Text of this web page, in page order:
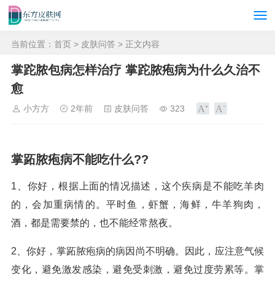
当前位置： 首页 > 皮肤问答 > 正文内容
掌跎脓包病怎样治疗 掌跎脓疱病为什么久治不
愈
小方方 2年前 皮肤问答 323
掌跖脓疱病不能吃什么??
1、你好，根据上面的情况描述，这个疾病是不能吃羊肉
的，会加重病情的。平时鱼，虾蟹，海鲜，牛羊狗肉，
酒，都是需要禁的，也不能经常熬夜。
2、你好，掌跖脓疱病的病因尚不明确。因此，应注意气候
变化，避免激发感染，避免受刺激，避免过度劳累等。掌